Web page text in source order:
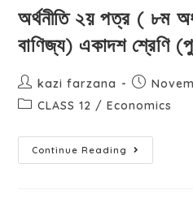
অর্থনীতি ২য় পত্র ( ৮ম
বাণিজ্য) একাদশ শ্রেণি
kazi farzana
CLASS 12 / Economics
Continue Reading